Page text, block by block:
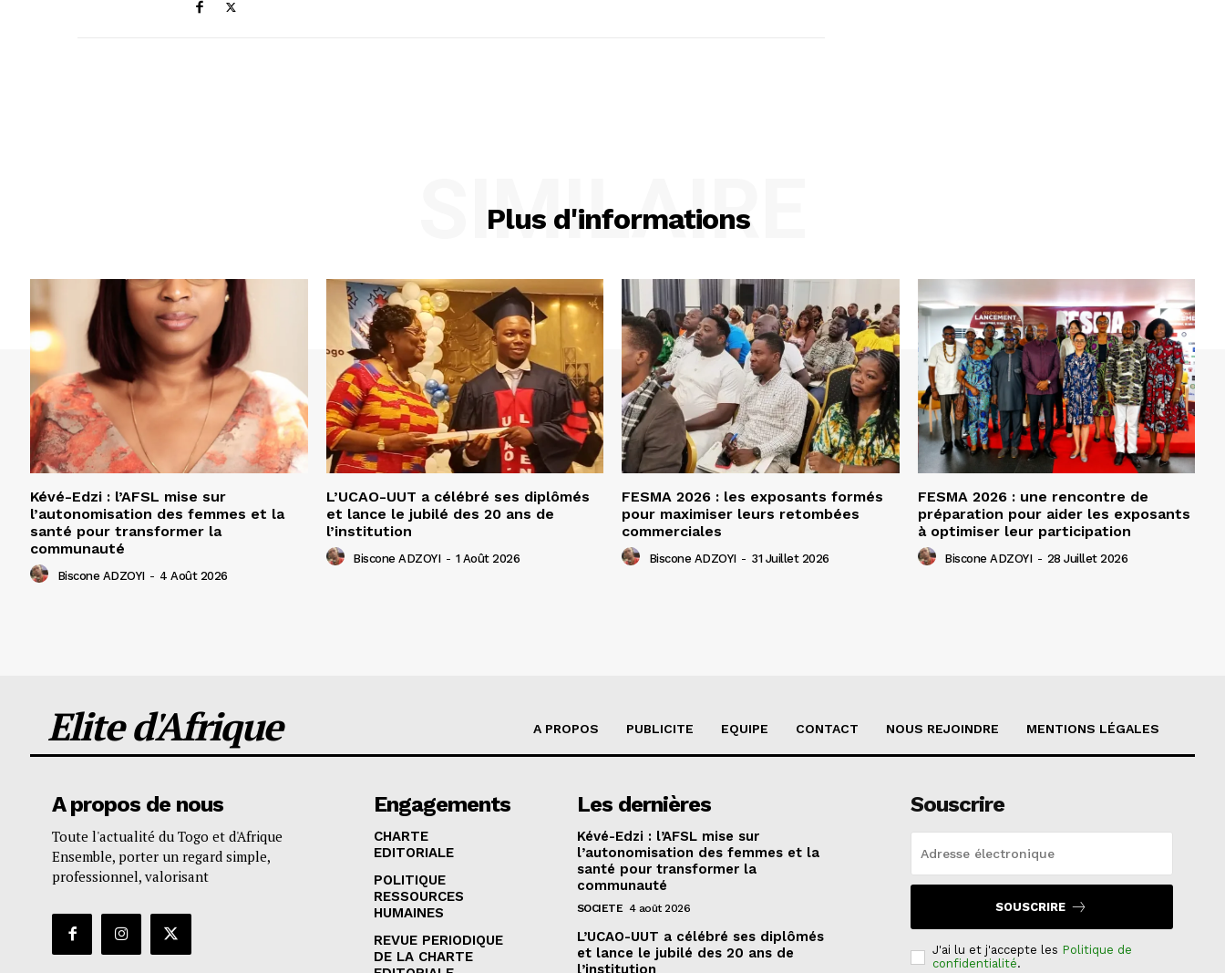
Plus d'informations
SIMILAIRE
Kévé-Edzi : l’AFSL mise sur
l’autonomisation des femmes et la
santé pour transformer la
communauté
Biscone ADZOYI - 4 Août 2026
L’UCAO-UUT a célébré ses diplômés
et lance le jubilé des 20 ans de
l’institution
Biscone ADZOYI - 1 Août 2026
FESMA 2026 : les exposants formés
pour maximiser leurs retombées
commerciales
Biscone ADZOYI - 31 Juillet 2026
FESMA 2026 : une rencontre de
préparation pour aider les exposants
à optimiser leur participation
Biscone ADZOYI - 28 Juillet 2026
Elite d'Afrique A PROPOS PUBLICITE EQUIPE CONTACT NOUS REJOINDRE MENTIONS LÉGALES
A propos de nous
Toute l'actualité du Togo et d'Afrique
Ensemble, porter un regard simple,
professionnel, valorisant
Engagements
CHARTE
EDITORIALE
POLITIQUE
RESSOURCES
HUMAINES
REVUE PERIODIQUE
DE LA CHARTE
Les dernières
Kévé-Edzi : l’AFSL mise sur
l’autonomisation des femmes et la
santé pour transformer la
communauté
SOCIETE 4 août 2026
L’UCAO-UUT a célébré ses diplômés
et lance le jubilé des 20 ans de
l’institution
Souscrire
SOUSCRIRE
J'ai lu et j'accepte les Politique de
confidentialité.